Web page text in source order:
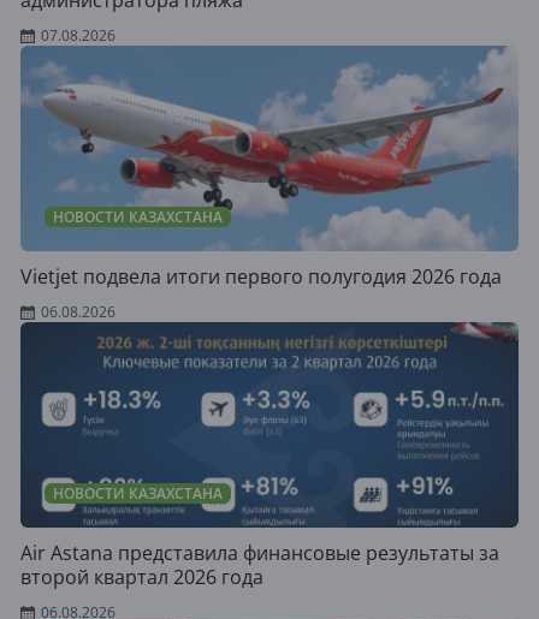
07.08.2026
НОВОСТИ КАЗАХСТАНА
Vietjet подвела итоги первого полугодия 2026 года
06.08.2026
НОВОСТИ КАЗАХСТАНА
Air Astana представила финансовые результаты за
второй квартал 2026 года
06.08.2026